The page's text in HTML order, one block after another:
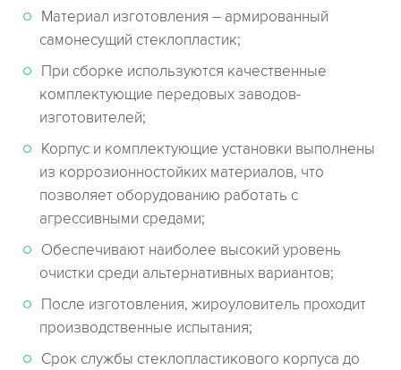
Материал изготовления – армированный
самонесущий стеклопластик;
При сборке используются качественные
комплектующие передовых заводов-
изготовителей;
Корпус и комплектующие установки выполнены
из коррозионностойких материалов, что
позволяет оборудованию работать с
агрессивными средами;
Обеспечивают наиболее высокий уровень
очистки среди альтернативных вариантов;
После изготовления, жироуловитель проходит
производственные испытания;
Срок службы стеклопластикового корпуса до